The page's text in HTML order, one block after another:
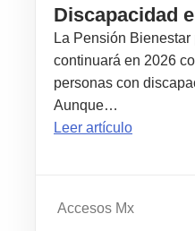
Discapacidad
La Pensión
continuará en 2026
personas con
Aunque…
Leer artículo
Accesos Mx